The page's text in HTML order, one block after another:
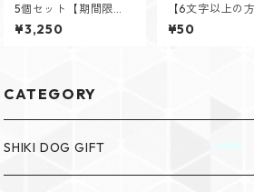
5個セット【期間限
定】紫陽花クッキー
¥3,250
【6文字以上の
枚〜追加分 お
キー アルファ
¥50
CATEGORY
SHIKI DOG GIFT